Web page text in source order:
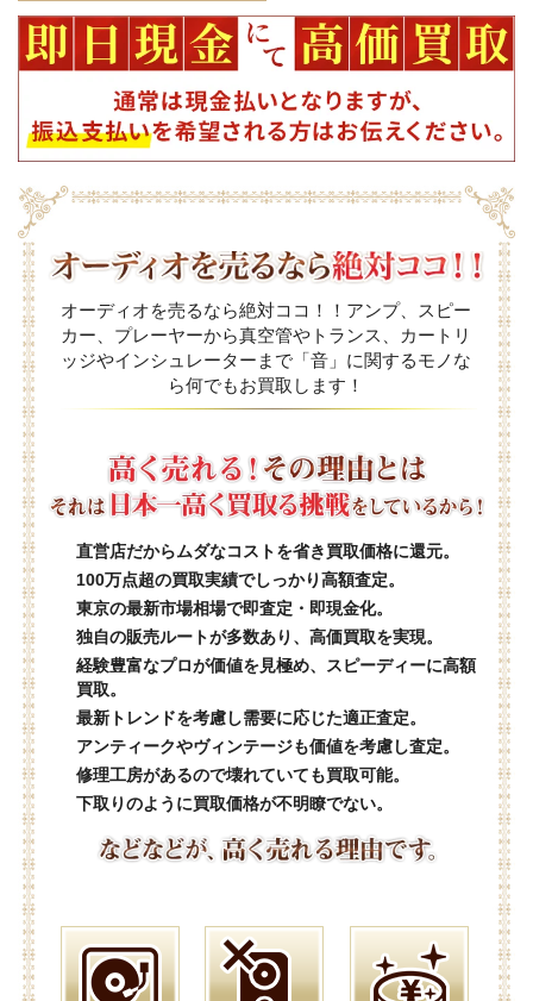
オーディオを売るなら絶対ココ！！アンプ、スピー
カー、プレーヤーから真空管やトランス、カートリ
ッジやインシュレーターまで「音」に関するモノな
ら何でもお買取します！
直営店だからムダなコストを省き買取価格に還元。
100万点超の買取実績でしっかり高額査定。
東京の最新市場相場で即査定・即現金化。
独自の販売ルートが多数あり、高価買取を実現。
経験豊富なプロが価値を見極め、スピーディーに高額
買取。
最新トレンドを考慮し需要に応じた適正査定。
アンティークやヴィンテージも価値を考慮し査定。
修理工房があるので壊れていても買取可能。
下取りのように買取価格が不明瞭でない。